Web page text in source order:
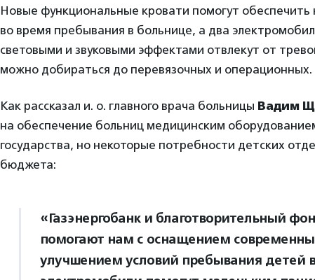
Новые функциональные кровати помогут
во время пребывания в больнице, а два
световыми и звуковыми эффектами отвлекут от
можно добираться до перевязочных и операционных.
Как рассказал и. о. главного врача больницы Вадим
на обеспечение больниц медицинским
государства, но некоторые потребности детских
бюджета:
«Газэнергобанк и благотворительный
помогают нам с оснащением
улучшением условий пребывания детей